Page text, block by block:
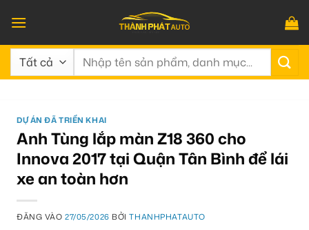
qua
nội
dung
Tìm
DỰ ÁN ĐÃ TRIỂN KHAI
Anh Tùng lắp màn Z18 360 cho
Innova 2017 tại Quận Tân Bình để lái
xe an toàn hơn
ĐĂNG VÀO27/05/2026 BỞITHANHPHATAUTO